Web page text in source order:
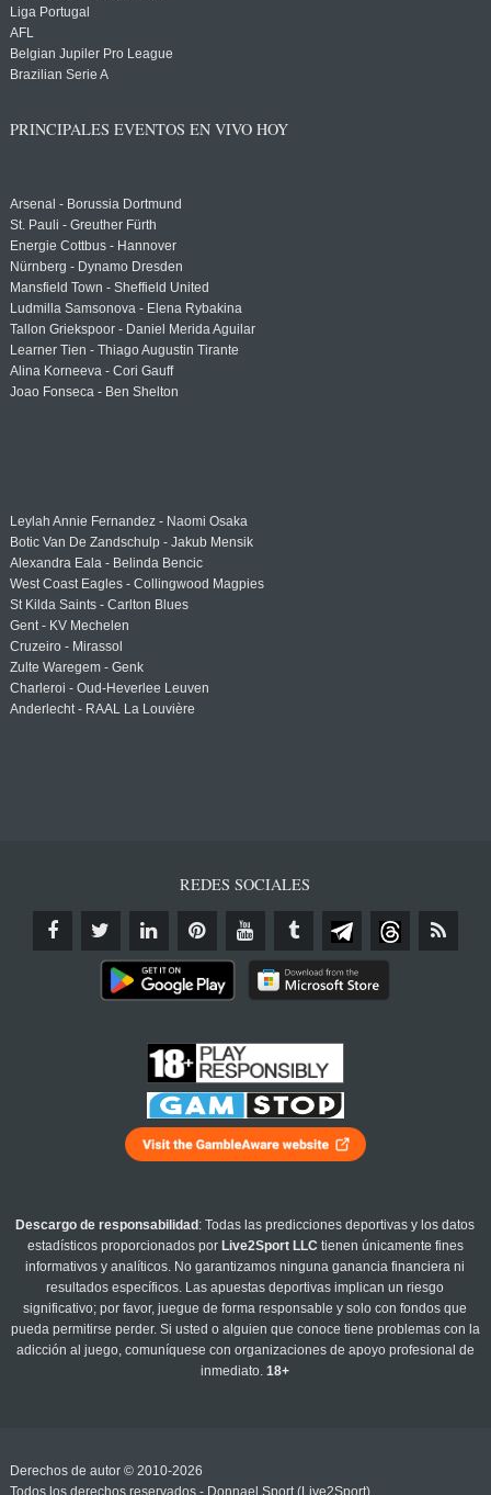
Liga Portugal
AFL
Belgian Jupiler Pro League
Brazilian Serie A
PRINCIPALES EVENTOS EN VIVO HOY
Arsenal - Borussia Dortmund
St. Pauli - Greuther Fürth
Energie Cottbus - Hannover
Nürnberg - Dynamo Dresden
Mansfield Town - Sheffield United
Ludmilla Samsonova - Elena Rybakina
Tallon Griekspoor - Daniel Merida Aguilar
Learner Tien - Thiago Augustin Tirante
Alina Korneeva - Cori Gauff
Joao Fonseca - Ben Shelton
Leylah Annie Fernandez - Naomi Osaka
Botic Van De Zandschulp - Jakub Mensik
Alexandra Eala - Belinda Bencic
West Coast Eagles - Collingwood Magpies
St Kilda Saints - Carlton Blues
Gent - KV Mechelen
Cruzeiro - Mirassol
Zulte Waregem - Genk
Charleroi - Oud-Heverlee Leuven
Anderlecht - RAAL La Louvière
REDES SOCIALES
Descargo de responsabilidad : Todas las predicciones deportivas y los datos
estadísticos proporcionados por Live2Sport LLC tienen únicamente fines
informativos y analíticos. No garantizamos ninguna ganancia financiera ni
resultados específicos. Las apuestas deportivas implican un riesgo
significativo; por favor, juegue de forma responsable y solo con fondos que
pueda permitirse perder. Si usted o alguien que conoce tiene problemas con la
adicción al juego, comuníquese con organizaciones de apoyo profesional de
inmediato.18+
Derechos de autor © 2010-2026